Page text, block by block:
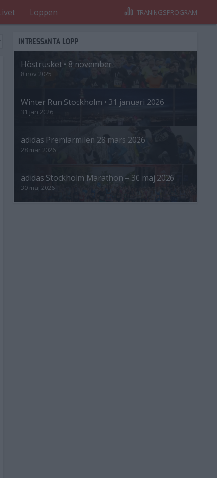
Loppen TRÄNINGSPROGRAM
INTRESSANTA LOPP
Höstrusket • 8 november
8 nov 2025
Winter Run Stockholm • 31 januari 2026
31 jan 2026
adidas Premiärmilen 28 mars 2026
28 mar 2026
adidas Stockholm Marathon – 30 maj 2026
30 maj 2026